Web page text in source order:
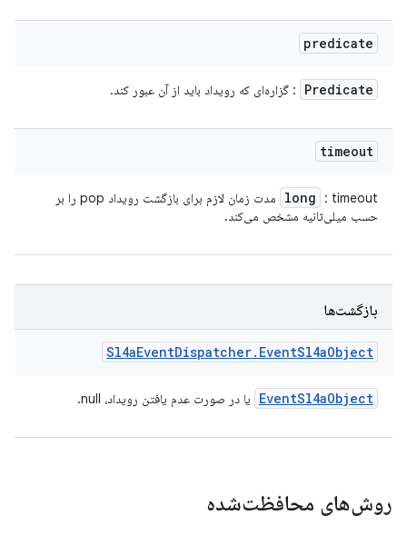
predicate
Predicate : گزاره‌ای که رویداد باید از آن عبور کند.
timeout
long
: timeout مدت زمان لازم برای بازگشت رویداد pop را بر
حسب میلی‌ثانیه مشخص می‌کند.
بازگشت‌ها
Sl4aEventDispatcher. EventSl4aObject
EventSl4aObject یا در صورت عدم یافتن رویداد، null.
روش‌های محافظت‌شده